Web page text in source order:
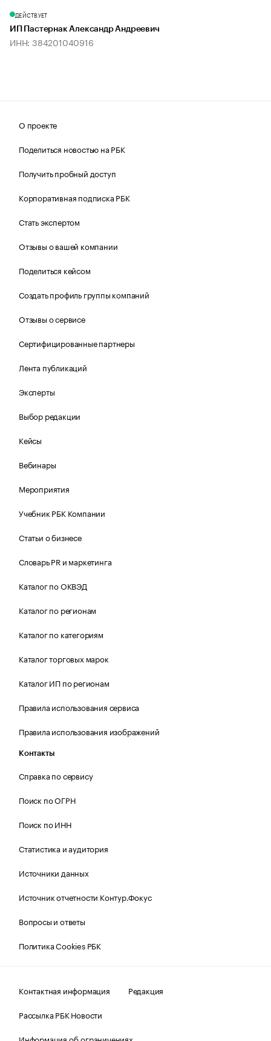
ДЕЙСТВУЕТ
ИП Пастернак Александр Андреевич
ИНН: 384201040916
О проекте
Поделиться новостью на РБК
Получить пробный доступ
Корпоративная подписка РБК
Стать экспертом
Отзывы о вашей компании
Поделиться кейсом
Создать профиль группы компаний
Отзывы о сервисе
Сертифицированные партнеры
Лента публикаций
Эксперты
Выбор редакции
Кейсы
Вебинары
Мероприятия
Учебник РБК Компании
Статьи о бизнесе
Словарь PR и маркетинга
Каталог по ОКВЭД
Каталог по регионам
Каталог по категориям
Каталог торговых марок
Каталог ИП по регионам
Правила использования сервиса
Правила использования изображений
Контакты
Справка по сервису
Поиск по ОГРН
Поиск по ИНН
Статистика и аудитория
Источники данных
Источник отчетности Контур.Фокус
Вопросы и ответы
Политика Cookies РБК
Контактная информация
Редакция
Рассылка РБК Новости